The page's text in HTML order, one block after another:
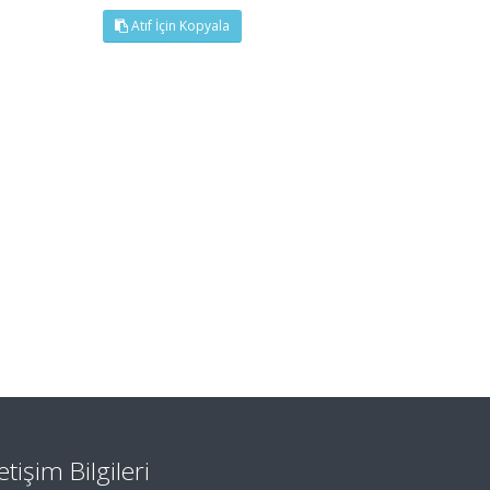
Atıf İçin Kopyala
Bilgileri